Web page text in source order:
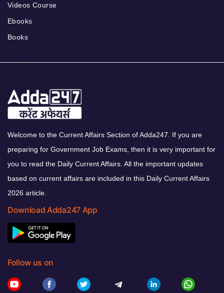
Videos Course
Ebooks
Books
Welcome to the Current Affairs Section of Adda247. If you are
preparing for Government Job Exams, then it is very important for
you to read the Daily Current Affairs. All the important updates
based on current affairs are included in this Daily Current Affairs
2026 article.
Download Adda247 App
Follow us on